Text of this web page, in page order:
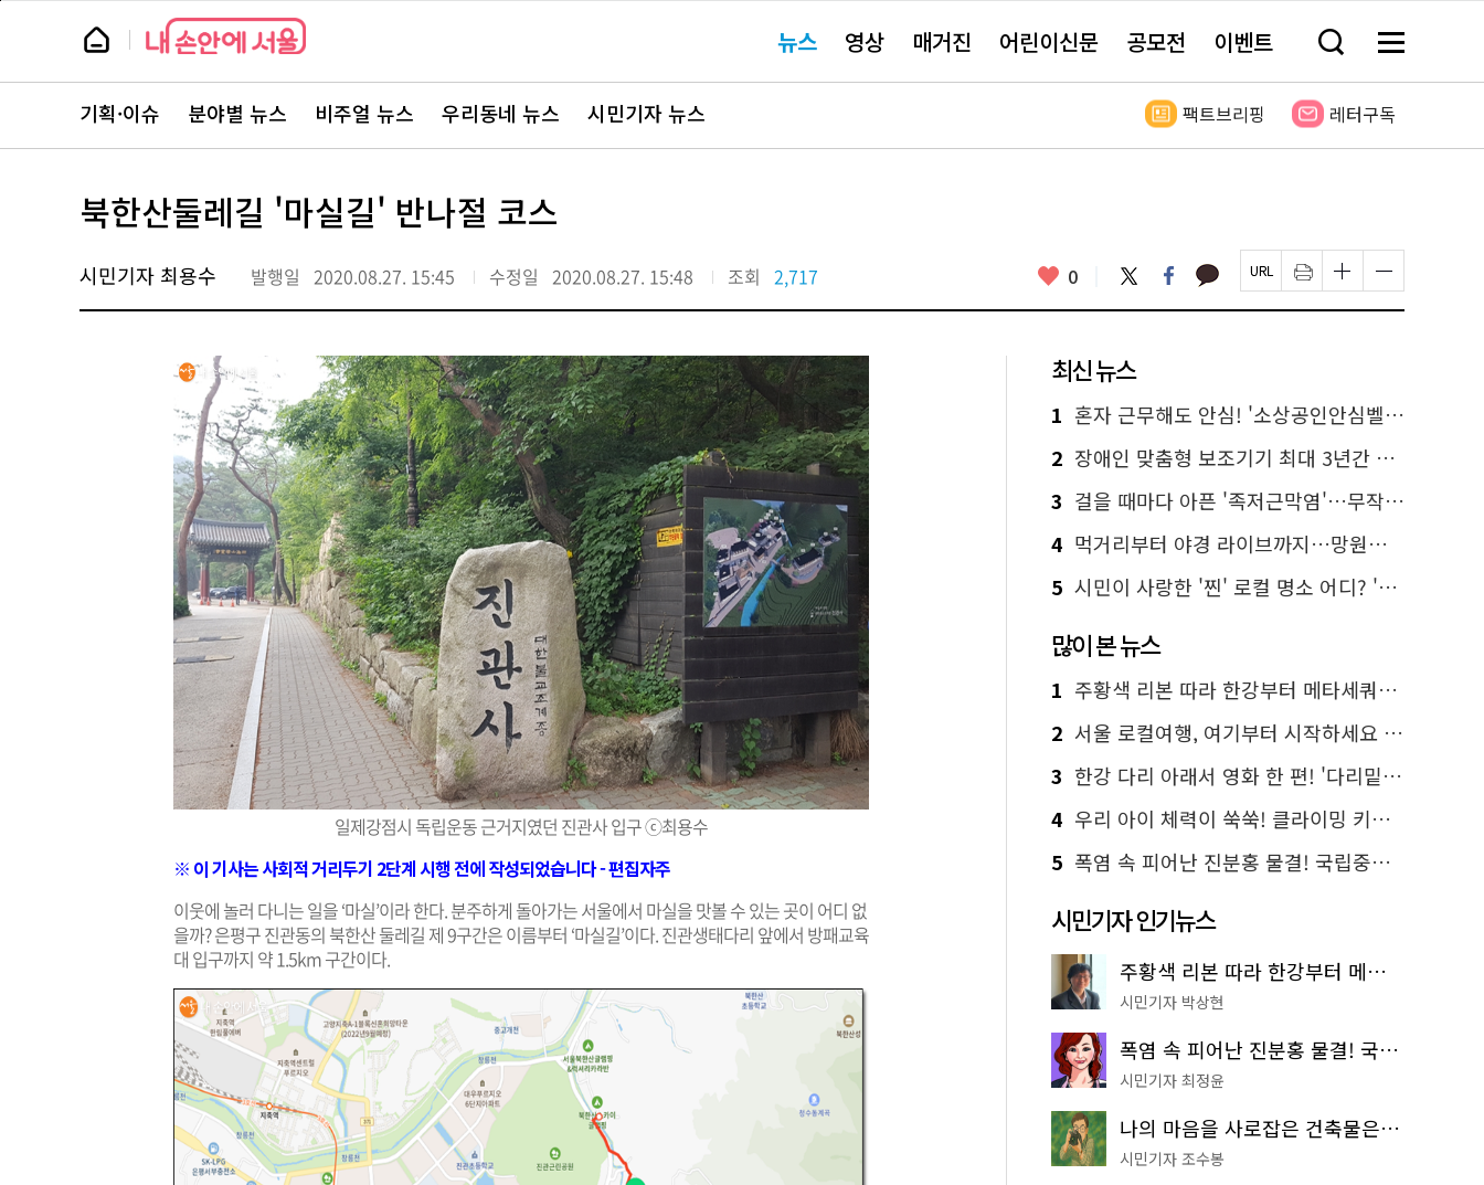
본
뉴
스 요뉴스 영상 매거진 어린이신문 공모전 이벤트 검
창
기
메
전
보
뉴
스
주
서
바
로
기획·이슈 분야별 뉴스 비주얼 뉴스 우리동네 뉴스 시민기자 뉴스 팩트브리핑 레터구독
북한산둘레길 '마실길' 반나절 코스
시민기자 최용수 발행일 2020.08.27. 15:45 수정일 2020.08.27. 15:48 조회 2,717 좋
요
0 트
위
터
페
이
스
카
카 페
이
지
인
쇄
하
글
자
크
하
기
글
자
크
하
기
일제강점시 독립운동 근거지였던 진관사 입구 ⓒ최용수
※ 이 기사는 사회적 거리두기 2단계 시행 전에 작성되었습니다 - 편집자주
이웃에 놀러 다니는 일을 ‘마실’이라 한다. 분주하게 돌아가는 서울에서 마실을 맛볼 수 있는 곳이 어디 없
을까? 은평구 진관동의 북한산 둘레길 제 9구간은 이름부터 ‘마실길’이다. 진관생태다리 앞에서 방패교육
대 입구까지 약 1.5km 구간이다.
최신 뉴스
1 혼자 근무해도 안심! '소상공인안심벨' 신청하세요
2 장애인 맞춤형 보조기기 최대 3년간 무상 대여…삶의 질 높인다
3 걸을 때마다 아픈 '족저근막염'…무작정 참지 말고 '이것' 해보세요!
4 먹거리부터 야경 라이브까지…망원한강공원 알짜 코스
5 시민이 사랑한 '찐' 로컬 명소 어디? '서울에디션25' 추천 코스
많이 본 뉴스
1 주황색 리본 따라 한강부터 메타세쿼이아 숲길까지…서울둘레길 15코스
2 서울 로컬여행, 여기부터 시작하세요 '서울에디션25'
3 한강 다리 아래서 영화 한 편! '다리밑 영화관' 무료 상영
4 우리 아이 체력이 쑥쑥! 클라이밍 키즈카페·어린이 체력장
5 폭염 속 피어난 진분홍 물결! 국립중앙박물관 배롱나무 명소
시민기자 인기뉴스
주황색 리본 따라 한강부터 메타세쿼이아 숲길까지…서울둘레길 15코스
시민기자 박상현
폭염 속 피어난 진분홍 물결! 국립중앙박물관 배롱나무 명소
시민기자 최정윤
나의 마음을 사로잡은 건축물은? '서울시 건축상' 수상작 공개!
시민기자 조수봉
페